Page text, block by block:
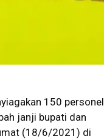
150 personel
janji bupati dan
(18/6/2021) di